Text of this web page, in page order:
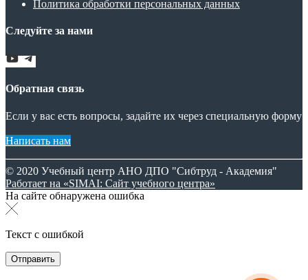
Политика обработки персональных данных
Следуйте за нами
Обратная связь
Если у вас есть вопросы, задайте их через специальную форму
Написать нам
© 2020 Учебный центр АНО ДПО "Сибтруд - Академия"
Работает на «SIMAI: Сайт учебного центра»
На сайте обнаружена ошибка
Текст с ошибкой